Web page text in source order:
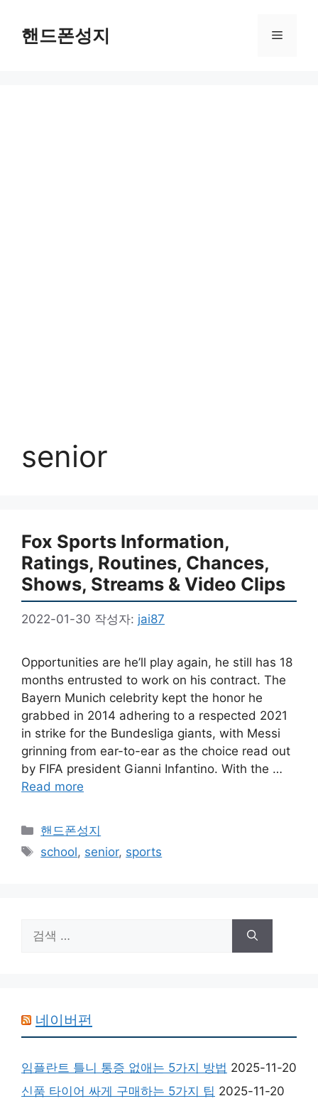
핸드폰성지 메
senior
Fox Sports Information,
Ratings, Routines, Chances,
Shows, Streams & Video Clips
2022-01-30 작성자: jai87
Opportunities are he’ll play again, he still has 18
months entrusted to work on his contract. The
Bayern Munich celebrity kept the honor he
grabbed in 2014 adhering to a respected 2021
in strike for the Bundesliga giants, with Messi
grinning from ear-to-ear as the choice read out
by FIFA president Gianni Infantino. With the …
Read more
카
핸드폰성지
태
school, senior, sports
색:
네이버펀
임플란트 틀니 통증 없애는 5가지 방법 2025-11-20
신품 타이어 싸게 구매하는 5가지 팁 2025-11-20